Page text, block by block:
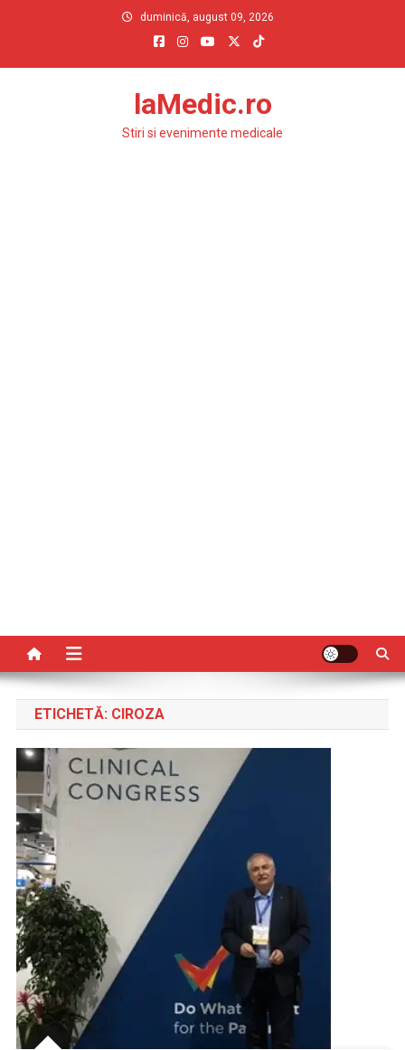
duminică, august 09, 2026
laMedic.ro
Stiri si evenimente medicale
ETICHETĂ: CIROZA